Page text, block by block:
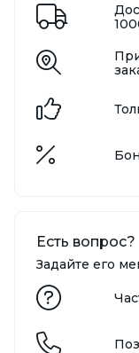
Есть вопрос?
Задайте его